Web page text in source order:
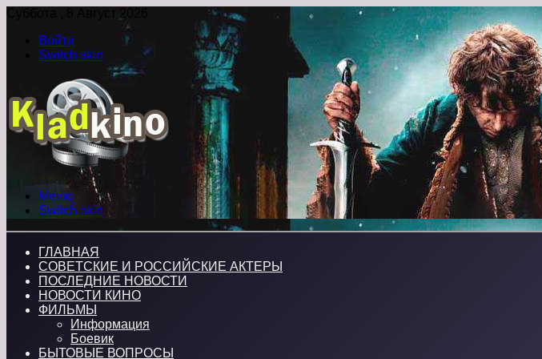
Суббота , 8 Август 2026
Войти
Switch skin
Меню
Switch skin
ГЛАВНАЯ
СОВЕТСКИЕ И РОССИЙСКИЕ АКТЕРЫ
ПОСЛЕДНИЕ НОВОСТИ
НОВОСТИ КИНО
ФИЛЬМЫ
Информация
Боевик
БЫТОВЫЕ ВОПРОСЫ